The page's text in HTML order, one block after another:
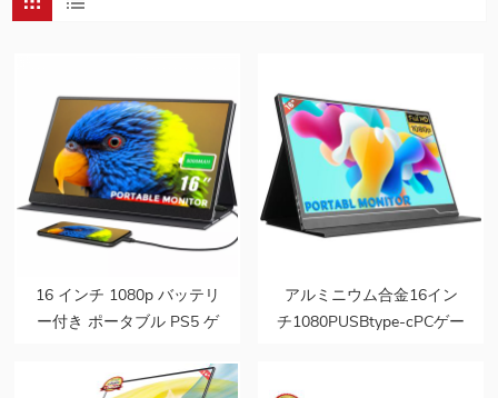
16 インチ 1080p バッテリ
ー付き ポータブル PS5 ゲ
ー ラップトップ用
アルミニウム合金16イン
チ1080PUSBtype-cPCゲー